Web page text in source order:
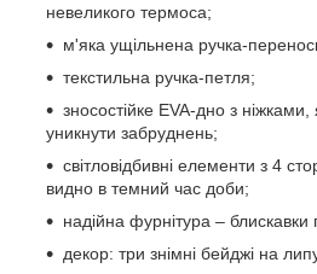
невеликого термоса;
м'яка ущільнена ручка-
текстильна ручка-петля;
зносостійке EVA-дно з
уникнути забруднень;
світловідбивні елементи з 4
видно в темний час доби;
надійна фурнітура –
декор: три знімні бейджі на